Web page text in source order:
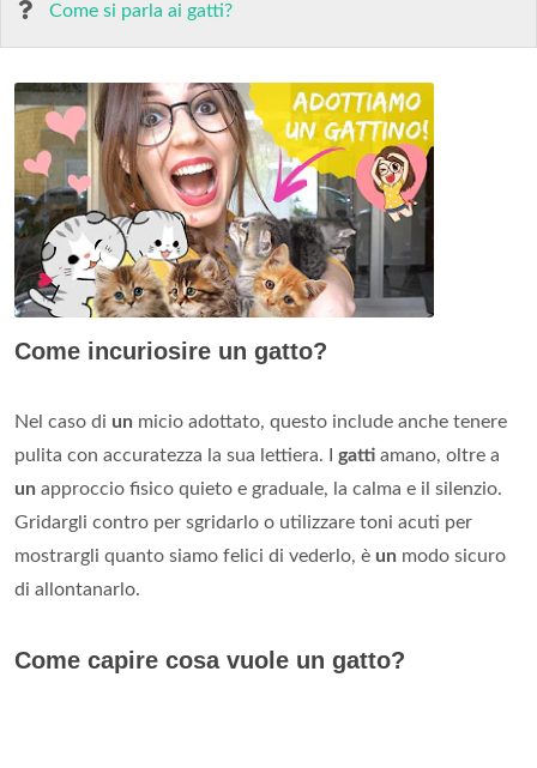
Come si parla ai gatti?
Come incuriosire un gatto?
Nel caso di un micio adottato, questo include anche tenere
pulita con accuratezza la sua lettiera. I gatti amano, oltre a
un approccio fisico quieto e graduale, la calma e il silenzio.
Gridargli contro per sgridarlo o utilizzare toni acuti per
mostrargli quanto siamo felici di vederlo, è un modo sicuro
di allontanarlo.
Come capire cosa vuole un gatto?